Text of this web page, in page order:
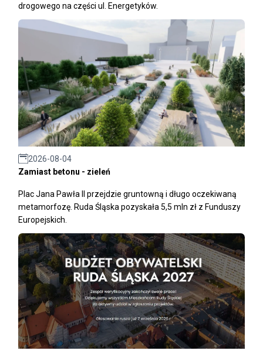
drogowego na części ul. Energetyków.
2026-08-04
Zamiast betonu - zieleń
Plac Jana Pawła II przejdzie gruntowną i długo oczekiwaną
metamorfozę. Ruda Śląska pozyskała 5,5 mln zł z Funduszy
Europejskich.